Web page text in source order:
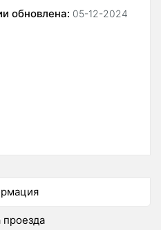
обновлена: 05-12-2024